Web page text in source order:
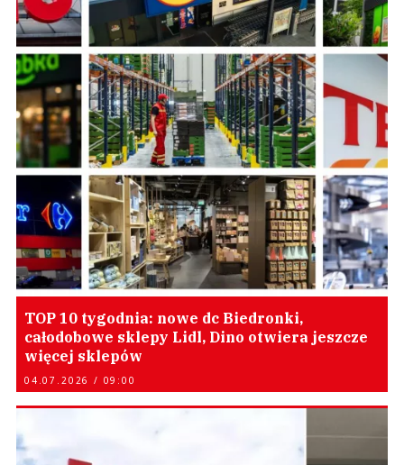
TOP 10 tygodnia: nowe dc Biedronki,
całodobowe sklepy Lidl, Dino otwiera jeszcze
więcej sklepów
04.07.2026 / 09:00